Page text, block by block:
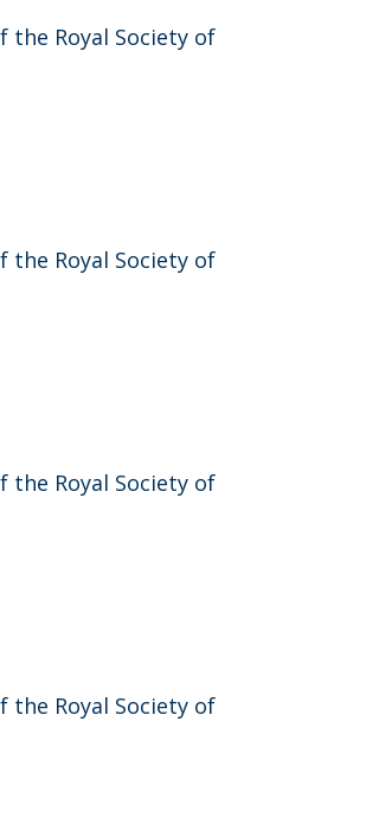
the Royal Society of
the Royal Society of
the Royal Society of
the Royal Society of